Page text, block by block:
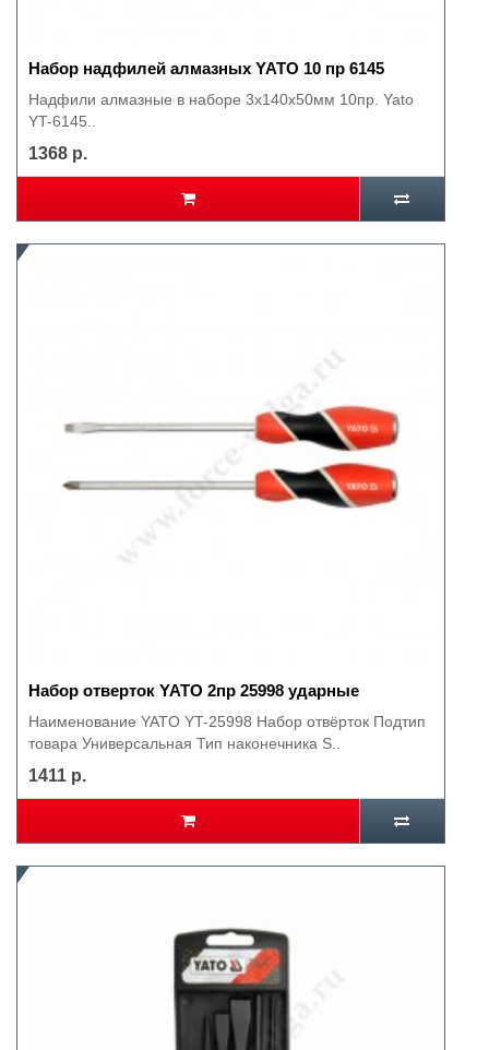
Набор надфилей алмазных YATO 10 пр 6145
Надфили алмазные в наборе 3х140х50мм 10пр. Yato
YT-6145..
1368 р.
Набор отверток YATO 2пр 25998 ударные
Наименование YATO YT-25998 Набор отвёрток Подтип
товара Универсальная Тип наконечника S..
1411 р.